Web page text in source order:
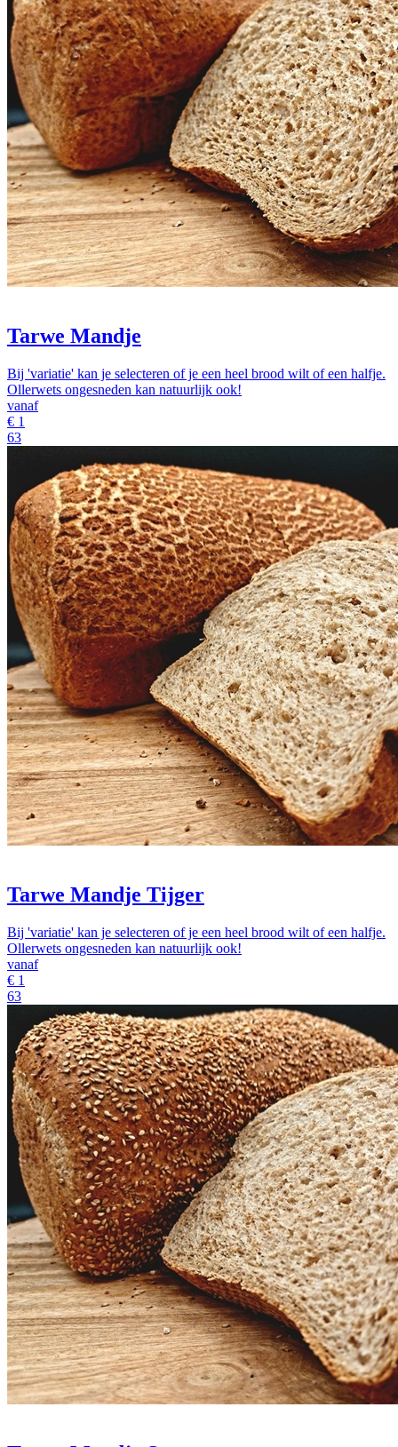
Tarwe Mandje
Bij 'variatie' kan je selecteren of je een heel brood wilt of een halfje.
Ollerwets ongesneden kan natuurlijk ook!
vanaf
€ 1
63
Tarwe Mandje Tijger
Bij 'variatie' kan je selecteren of je een heel brood wilt of een halfje.
Ollerwets ongesneden kan natuurlijk ook!
vanaf
€ 1
63